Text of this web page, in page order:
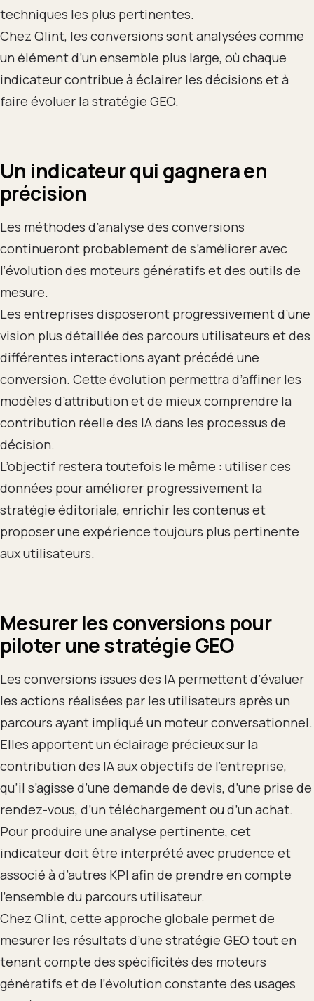
techniques les plus pertinentes.
Chez Qlint, les conversions sont analysées comme
un élément d’un ensemble plus large, où chaque
indicateur contribue à éclairer les décisions et à
faire évoluer la stratégie GEO.
Un indicateur qui gagnera en
précision
Les méthodes d’analyse des conversions
continueront probablement de s’améliorer avec
l’évolution des moteurs génératifs et des outils de
mesure.
Les entreprises disposeront progressivement d’une
vision plus détaillée des parcours utilisateurs et des
différentes interactions ayant précédé une
conversion. Cette évolution permettra d’affiner les
modèles d’attribution et de mieux comprendre la
contribution réelle des IA dans les processus de
décision.
L’objectif restera toutefois le même : utiliser ces
données pour améliorer progressivement la
stratégie éditoriale, enrichir les contenus et
proposer une expérience toujours plus pertinente
aux utilisateurs.
Mesurer les conversions pour
piloter une stratégie GEO
Les conversions issues des IA permettent d’évaluer
les actions réalisées par les utilisateurs après un
parcours ayant impliqué un moteur conversationnel.
Elles apportent un éclairage précieux sur la
contribution des IA aux objectifs de l’entreprise,
qu’il s’agisse d’une demande de devis, d’une prise de
rendez-vous, d’un téléchargement ou d’un achat.
Pour produire une analyse pertinente, cet
indicateur doit être interprété avec prudence et
associé à d’autres KPI afin de prendre en compte
l’ensemble du parcours utilisateur.
Chez Qlint, cette approche globale permet de
mesurer les résultats d’une stratégie GEO tout en
tenant compte des spécificités des moteurs
génératifs et de l’évolution constante des usages